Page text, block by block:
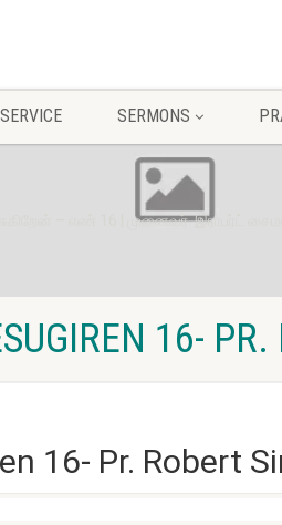
SERMONS
– எண் 16 | முனைவர். இராபர்ட்
16- PR.
16- Pr. Robert